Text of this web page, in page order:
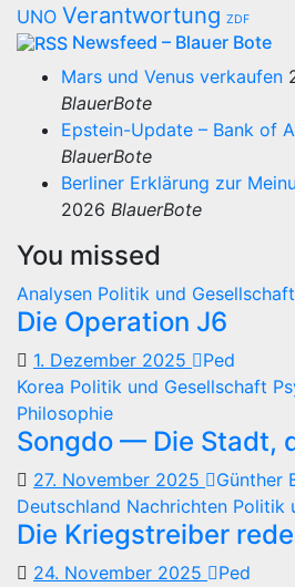
UNO Verantwortung ZDF
Newsfeed – Blauer Bote
Mars und Venus verkaufen
BlauerBote
Epstein-Update – Bank of
BlauerBote
Berliner Erklärung zur
2026 BlauerBote
You missed
Analysen Politik und Gesellschaft
Die Operation J6
1. Dezember 2025
Ped
Korea Politik und Gesellschaft
Philosophie
Songdo — Die Stadt,
27. November 2025
Günther
Deutschland Nachrichten Politik
Die Kriegstreiber
24. November 2025
Ped